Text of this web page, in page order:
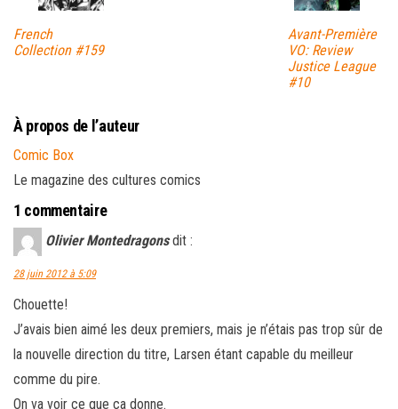
French
Collection #159
Avant-Première
VO: Review
Justice League
#10
À propos de l’auteur
Comic Box
Le magazine des cultures comics
1 commentaire
Olivier Montedragons dit :
28 juin 2012 à 5:09
Chouette!
J’avais bien aimé les deux premiers, mais je n’étais pas trop sûr de
la nouvelle direction du titre, Larsen étant capable du meilleur
comme du pire.
On va voir ce que ça donne.